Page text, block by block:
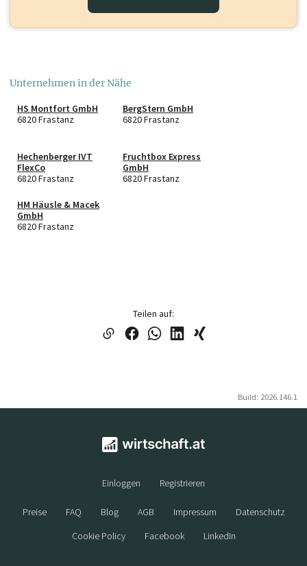
Unternehmen in der Nähe
HS Montfort GmbH
6820 Frastanz
BergStern GmbH
6820 Frastanz
Hechenberger IVT
FlexCo
6820 Frastanz
Fruchtbox Express
GmbH
6820 Frastanz
HM Häusle & Macek
GmbH
6820 Frastanz
Teilen auf:
Build: 2026.146.1
Einloggen Registrieren
Preise FAQ Blog AGB Impressum
Datenschutz
Cookie Policy
Facebook LinkedIn